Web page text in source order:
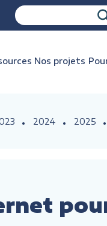
Nos projets
2024 2025